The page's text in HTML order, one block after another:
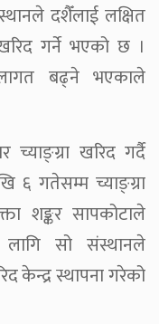
दशैँलाई लक्षित
गर्ने भएको छ ।
बढ्ने भएकाले
खरिद गर्दै
गतेसम्म च्याङ्ग्रा
शङ्कर सापकोटाले
लागि सो संस्थानले
केन्द्र स्थापना गरेको